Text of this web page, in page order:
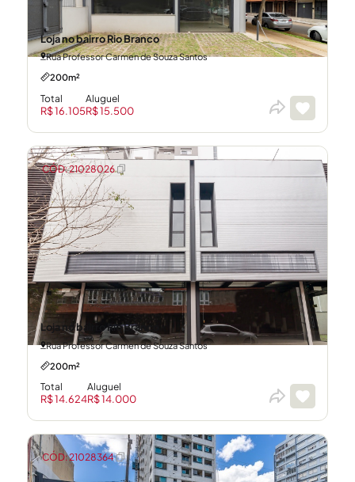
Loja no bairro Rio Branco
Rua Professor Carmen de Souza Santos
200m²
Total
R$ 16.105
Aluguel
R$ 15.500
Loja no bairro Rio Branco
Rua Professor Carmen de Souza Santos
200m²
Total
R$ 14.624
Aluguel
R$ 14.000
CÓD: 21028026
CÓD: 21028364